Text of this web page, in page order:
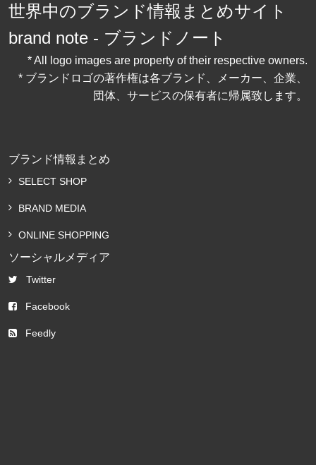
世界中のブランド情報まとめサイト
brand note - ブランドノート
* All logo images are property of their respective owners.
* ブランドロゴの著作権は各ブランド、メーカー、企業、
団体、サービスの保有者に帰属致します。
ブランド情報まとめ
SELECT SHOP
BRAND MEDIA
ONLINE SHOPPING
ソーシャルメディア
Twitter
Facebook
Feedly